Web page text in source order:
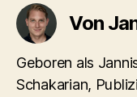
Von
Geboren als
Schakarian,